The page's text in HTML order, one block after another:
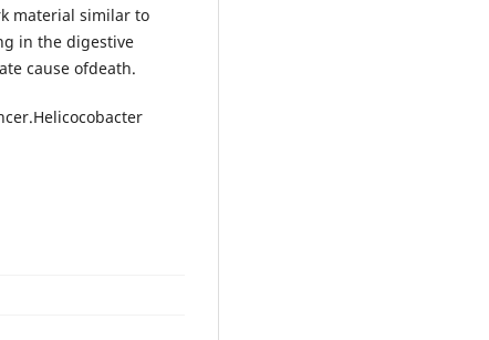
material similar to
in the digestive
cause ofdeath.